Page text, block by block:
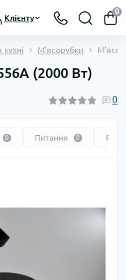
Клієнту
0
кухні М'ясорубки
(2000 Вт)
0
0 Питання 0